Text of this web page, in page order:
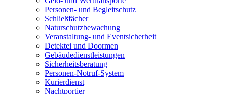
Personen- und Begleitschutz
Schließfächer
Naturschutzbewachung
Veranstaltung- und Eventsicherheit
Detektei und Doormen
Gebäudedienstleistungen
Sicherheitsberatung
Personen-Notruf-System
Kurierdienst
Nachtportier